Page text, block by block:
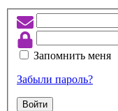
Запомнить меня
Забыли пароль?
Войти